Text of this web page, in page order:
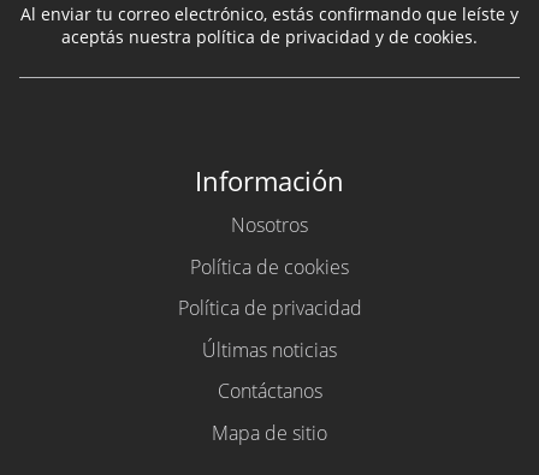
Al enviar tu correo electrónico, estás confirmando que leíste y
aceptás nuestra política de privacidad y de cookies.
Información
Nosotros
Política de cookies
Política de privacidad
Últimas noticias
Contáctanos
Mapa de sitio